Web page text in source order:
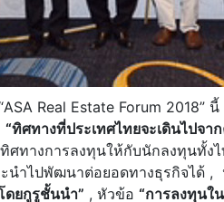
Real Estate Forum
“ทิศทางที่ประเทศไทยจะเดินไปจา
ศทางการลงทุนให้กับนักลงทุนทั้ง
นำไปพัฒนาต่อยอดทางธุรกิจได้ ,
ดยกูรูชั้นนำ” , หัวข้อ “การลงทุนใ